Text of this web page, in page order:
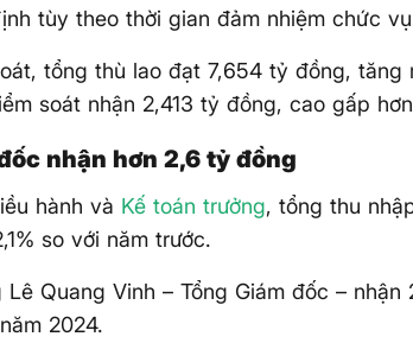
tùy theo thời gian đảm nhiệm chức
tổng thù lao đạt 7,654 tỷ đồng, tăng
soát nhận 2,413 tỷ đồng, cao gấp
nhận hơn 2,6 tỷ đồng
hành và Kế toán trưởng, tổng thu
so với năm trước.
Lê Quang Vinh – Tổng Giám đốc –
2024.